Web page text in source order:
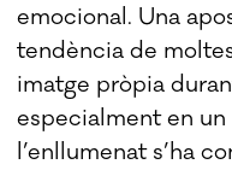
emocional. Una
tendència de
imatge pròpia
especialment en
l’enllumenat s’ha